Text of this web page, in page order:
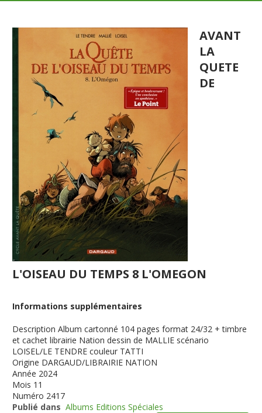
AVANT
LA
QUETE
DE
L'OISEAU DU TEMPS 8 L'OMEGON
Informations supplémentaires
Description Album cartonné 104 pages format 24/32 + timbre
et cachet librairie Nation dessin de MALLIE scénario
LOISEL/LE TENDRE couleur TATTI
Origine DARGAUD/LIBRAIRIE NATION
Année 2024
Mois 11
Numéro 2417
Publié dans Albums Editions Spéciales